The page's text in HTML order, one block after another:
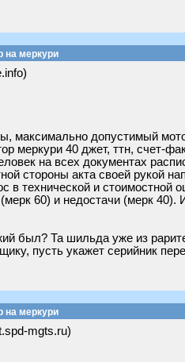
на меркури
максимально допустимый
меркури 40 джет, ттн, счет-
на всех документах
стороны акта своей рукой
в технической и стоимостной
60) и недостачи (мерк 40).
был? Та шильда уже из
пусть укажет серийник
на меркури
mgts.ru)